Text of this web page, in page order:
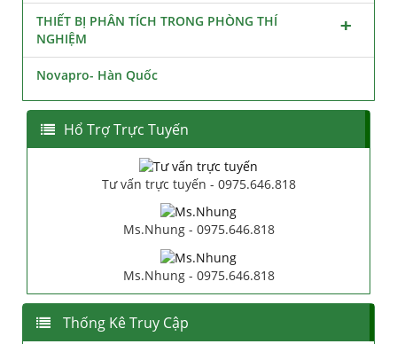
THIẾT BỊ PHÂN TÍCH TRONG PHÒNG THÍ
NGHIỆM
Novapro- Hàn Quốc
Hổ Trợ Trực Tuyến
Tư vấn trực tuyến - 0975.646.818
Ms.Nhung - 0975.646.818
Ms.Nhung - 0975.646.818
Thống Kê Truy Cập